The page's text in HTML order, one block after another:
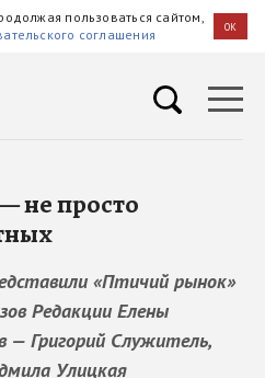
пользоваться сайтом,
соглашения OK
не просто
«Птичий рынок»
Редакции Елены
— Григорий Служитель,
Улицкая